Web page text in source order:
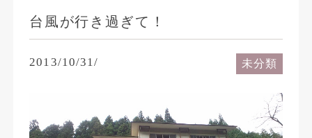
台風が行き過ぎて！
2013/10/31/ 未分類